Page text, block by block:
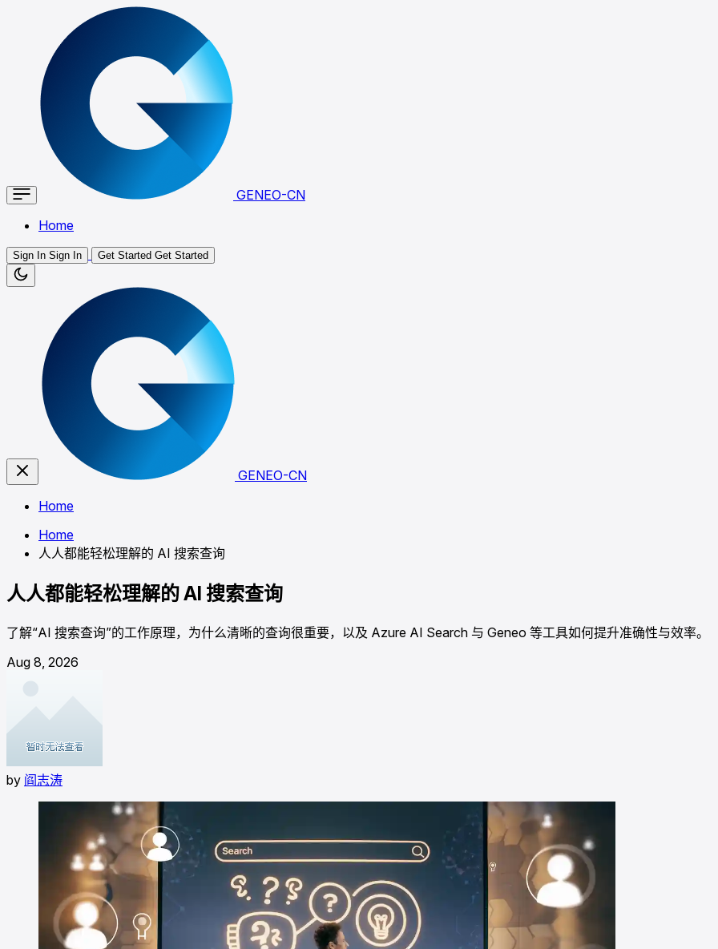
GENEO-CN
Home
Sign In Sign In Get Started Get Started
GENEO-CN
Home
Home
人人都能轻松理解的 AI 搜索查询
人人都能轻松理解的 AI 搜索查询
了解“AI 搜索查询”的工作原理，为什么清晰的查询很重要，以及 Azure AI Search 与 Geneo 等工具如何提升准确性与效率。
Aug 8, 2026
by 阎志涛